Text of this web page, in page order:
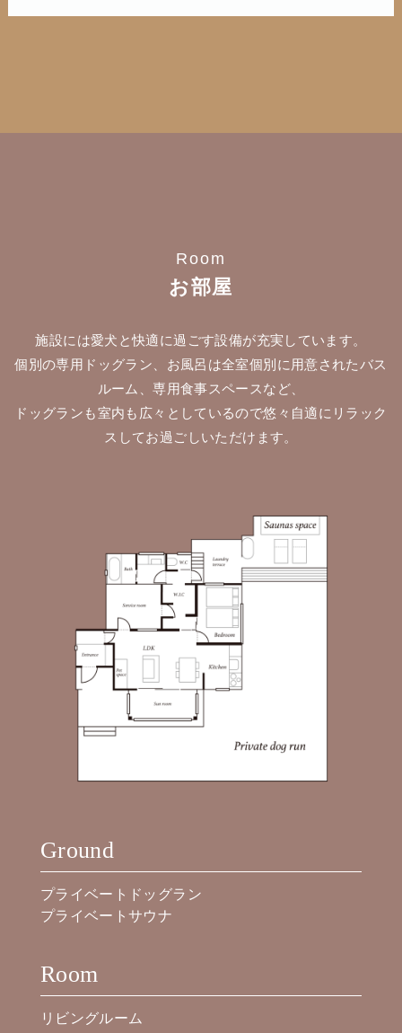
Room
お部屋
施設には愛犬と快適に過ごす設備が充実しています。
個別の専用ドッグラン、お風呂は全室個別に用意されたバス
ルーム、専用食事スペースなど、
ドッグランも室内も広々としているので悠々自適にリラック
スしてお過ごしいただけます。
Ground
プライベートドッグラン
プライベートサウナ
Room
リビングルーム